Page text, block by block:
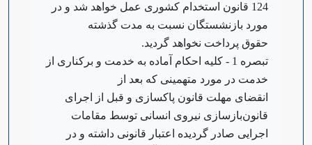
124 قانون استخدام کشوری عمل خواهد شد و در
مورد بازنشستگان نسبت به مدت گذشته
حقوق پرداخت نخواهد گردید.
‌تبصره 1 - کلیه احکام آماده به خدمت و برکناری از
خدمت در مورد متهمینی که بعد از
انقضای مهلت قانون پاکسازی و قبل از اجرای
قانون‌بازسازی نیروی انسانی توسط مقامات
اجرایی صادر گردیده اعتبار قانونی داشته و در